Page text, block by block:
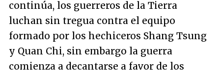
continúa, los guerreros de la Tierra
luchan sin tregua contra el equipo
formado por los hechiceros Shang Tsung
y Quan Chi, sin embargo la guerra
comienza a decantarse a favor de los